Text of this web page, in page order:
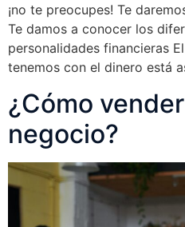
¡no te preocupes! Te
Te damos a conocer los
personalidades financieras
tenemos con el dinero está
¿Cómo
negocio?